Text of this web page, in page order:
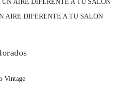
UN AIRE DIFERENTE A TU SALON
AIRE DIFERENTE A TU SALON
Vintage